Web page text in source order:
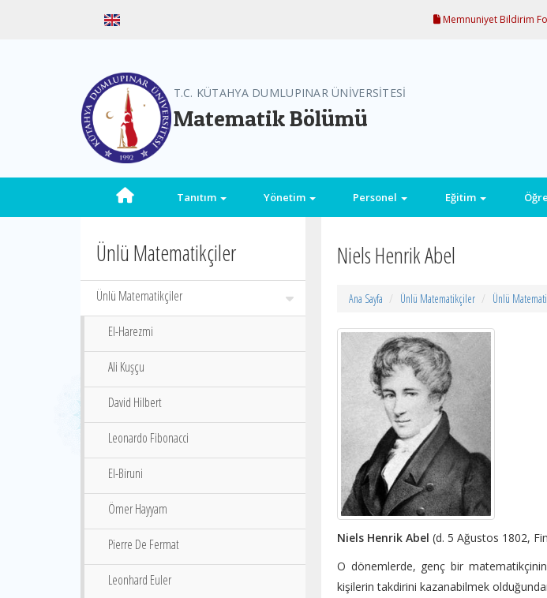
Memnuniyet Bildirim
T.C. KÜTAHYA DUMLUPINAR ÜNİVERSİTESİ
Matematik Bölümü
Tanıtım Yönetim Personel Eğitim
Ünlü Matematikçiler
Ünlü Matematikçiler
El-Harezmi
Ali Kuşçu
David Hilbert
Leonardo Fibonacci
El-Biruni
Ömer Hayyam
Pierre De Fermat
Leonhard Euler
Niels Henrik Abel
Ana Sayfa Ünlü Matematikçiler Ünlü
Niels Henrik Abel (d. 5 Ağustos 1802,
O dönemlerde, genç bir
kişilerin takdirini kazanabilmek